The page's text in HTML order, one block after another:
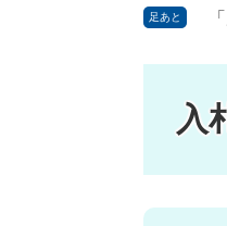
足あと
入